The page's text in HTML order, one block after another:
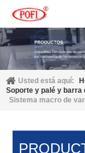
Usted está aquí:
Soporte y palé y
Sistema macro de